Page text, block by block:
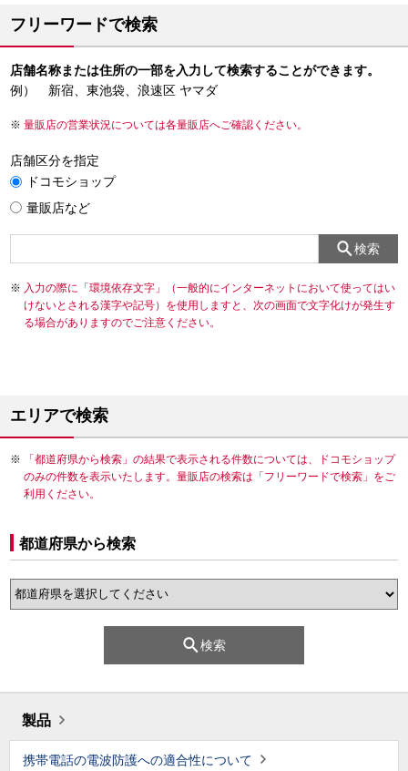
フリーワードで検索
店舗名称または住所の一部を入力して検索することができます。
例） 新宿、東池袋、浪速区 ヤマダ
量販店の営業状況については各量販店へご確認ください。
店舗区分を指定
ドコモショップ
量販店など
検索
入力の際に「環境依存文字」（一般的にインターネットにおいて使ってはい
けないとされる漢字や記号）を使用しますと、次の画面で文字化けが発生す
る場合がありますのでご注意ください。
エリアで検索
「都道府県から検索」の結果で表示される件数については、ドコモショップ
のみの件数を表示いたします。量販店の検索は「フリーワードで検索」をご
利用ください。
都道府県から検索
検索
製品
携帯電話の電波防護への適合性について